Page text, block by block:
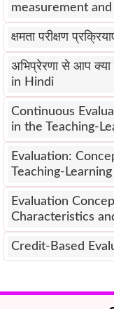
measurement
क्षमता परीक्षण
अभिप्रेरणा से आप
in Hindi
Continuous
in the Teaching-
Evaluation:
Teaching-
Evaluation
Characteristics
Credit-Based